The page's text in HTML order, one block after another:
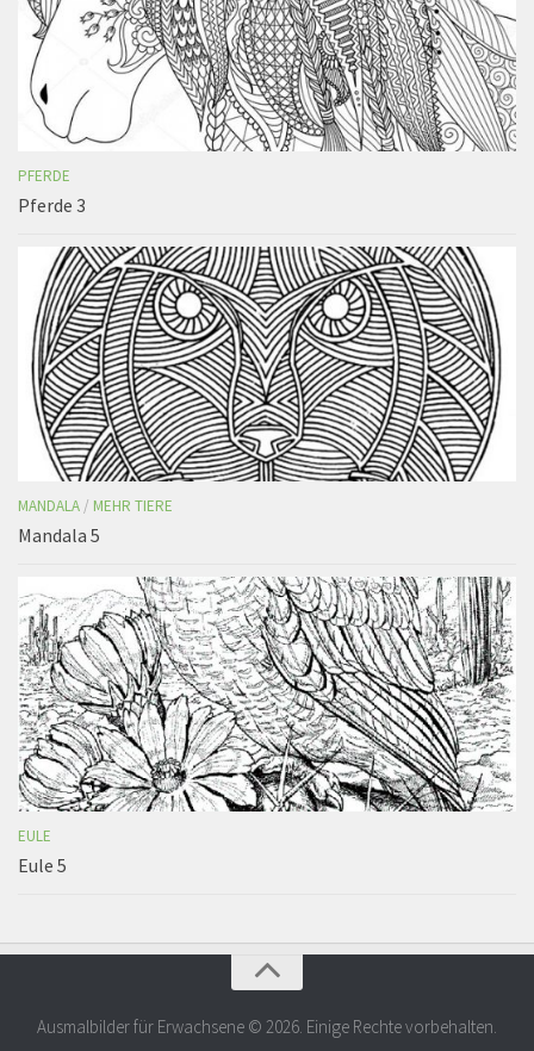
PFERDE
Pferde 3
MANDALA / MEHR TIERE
Mandala 5
EULE
Eule 5
Ausmalbilder für Erwachsene © 2026. Einige Rechte vorbehalten.